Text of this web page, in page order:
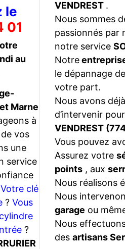
le
01
au
Marne
à
vos
une
service
Votre clé
? Vous
?
VENDREST .
Nous sommes
passionnés par
notre service
Notre
le dépannage
votre part.
Nous avons
d’intervenir
VENDREST
Vous pouvez
Assurez votre
points , aux
Nous réalisons
Nous
garage ou
Nous
des artisans